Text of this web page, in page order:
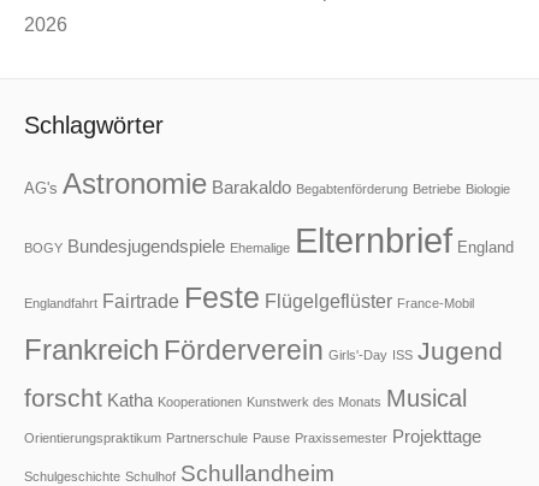
2026
Schlagwörter
AG's Astronomie Barakaldo Begabtenförderung Betriebe Biologie
BOGY Bundesjugendspiele Ehemalige Elternbrief England
Englandfahrt Fairtrade Feste Flügelgeflüster France-Mobil
Frankreich Förderverein Girls'-Day ISS Jugend
forscht Katha Kooperationen Kunstwerk des Monats Musical
Orientierungspraktikum Partnerschule Pause Praxissemester Projekttage
Schulgeschichte Schulhof Schullandheim